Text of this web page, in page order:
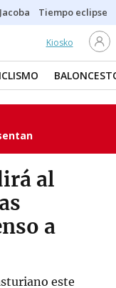
Tiempo eclipse
Kiosko
al
a
este